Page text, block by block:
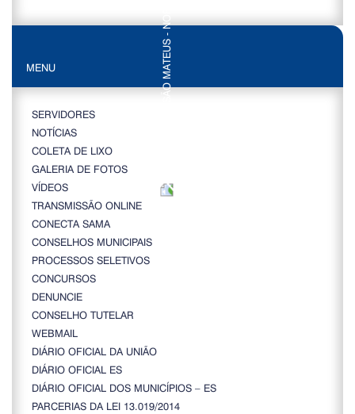
MENU
SERVIDORES
NOTÍCIAS
COLETA DE LIXO
GALERIA DE FOTOS
VÍDEOS
TRANSMISSÃO ONLINE
CONECTA SAMA
CONSELHOS MUNICIPAIS
PROCESSOS SELETIVOS
CONCURSOS
DENUNCIE
CONSELHO TUTELAR
WEBMAIL
DIÁRIO OFICIAL DA UNIÃO
DIÁRIO OFICIAL ES
DIÁRIO OFICIAL DOS MUNICÍPIOS – ES
PARCERIAS DA LEI 13.019/2014